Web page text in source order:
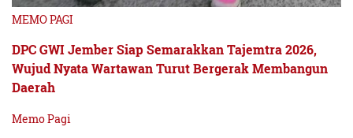
MEMO PAGI
DPC GWI Jember Siap Semarakkan Tajemtra 2026,
Wujud Nyata Wartawan Turut Bergerak Membangun
Daerah
Memo Pagi